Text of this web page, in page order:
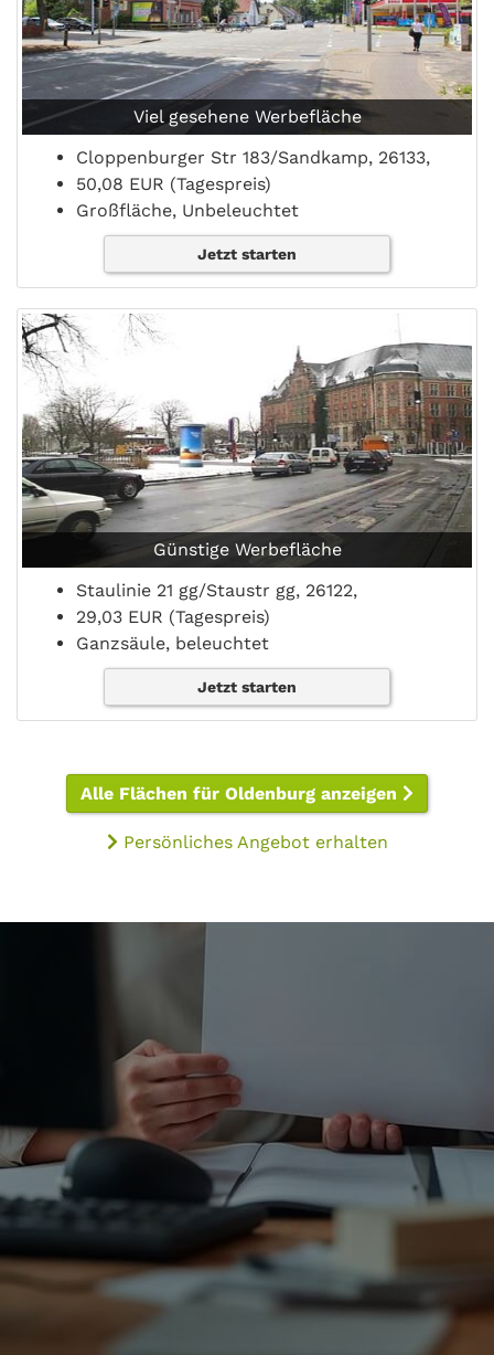
Viel gesehene Werbefläche
Cloppenburger Str 183/Sandkamp, 26133,
50,08 EUR (Tagespreis)
Großfläche, Unbeleuchtet
Jetzt starten
Günstige Werbefläche
Staulinie 21 gg/Staustr gg, 26122,
29,03 EUR (Tagespreis)
Ganzsäule, beleuchtet
Jetzt starten
Alle Flächen für Oldenburg anzeigen
Persönliches Angebot erhalten